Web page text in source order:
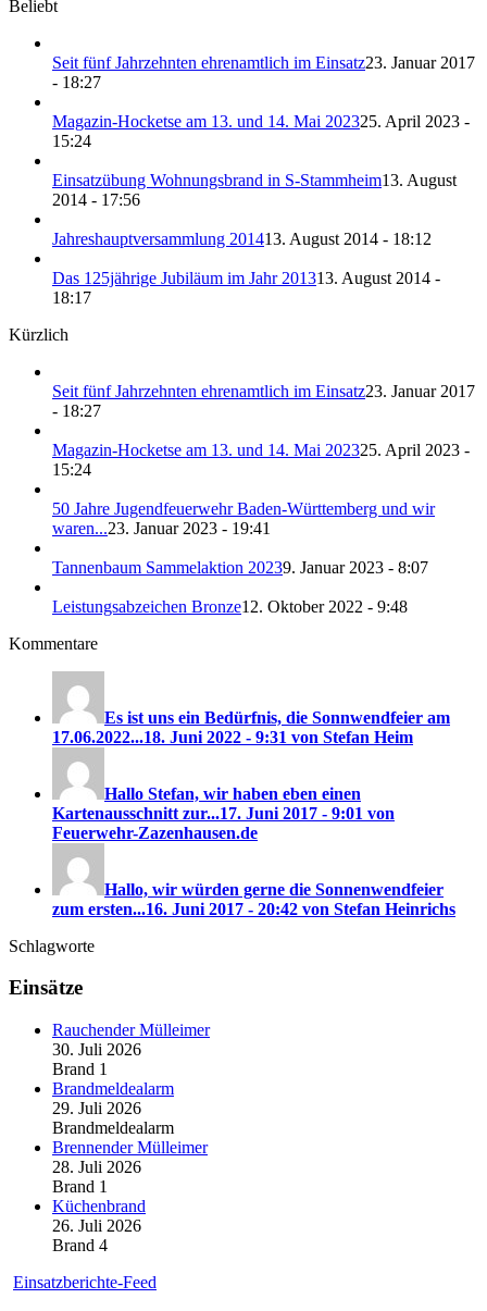
Beliebt
Seit fünf Jahrzehnten ehrenamtlich im Einsatz23. Januar 2017
- 18:27
Magazin-Hocketse am 13. und 14. Mai 202325. April 2023 -
15:24
Einsatzübung Wohnungsbrand in S-Stammheim13. August
2014 - 17:56
Jahreshauptversammlung 201413. August 2014 - 18:12
Das 125jährige Jubiläum im Jahr 201313. August 2014 -
18:17
Kürzlich
Seit fünf Jahrzehnten ehrenamtlich im Einsatz23. Januar 2017
- 18:27
Magazin-Hocketse am 13. und 14. Mai 202325. April 2023 -
15:24
50 Jahre Jugendfeuerwehr Baden-Württemberg und wir
waren...23. Januar 2023 - 19:41
Tannenbaum Sammelaktion 20239. Januar 2023 - 8:07
Leistungsabzeichen Bronze12. Oktober 2022 - 9:48
Kommentare
Es ist uns ein Bedürfnis, die Sonnwendfeier am
17.06.2022...18. Juni 2022 - 9:31 von Stefan Heim
Hallo Stefan, wir haben eben einen
Kartenausschnitt zur...17. Juni 2017 - 9:01 von
Feuerwehr-Zazenhausen.de
Hallo, wir würden gerne die Sonnenwendfeier
zum ersten...16. Juni 2017 - 20:42 von Stefan Heinrichs
Schlagworte
Einsätze
Rauchender Mülleimer
30. Juli 2026
Brand 1
Brandmeldealarm
29. Juli 2026
Brandmeldealarm
Brennender Mülleimer
28. Juli 2026
Brand 1
Küchenbrand
26. Juli 2026
Brand 4
Einsatzberichte-Feed